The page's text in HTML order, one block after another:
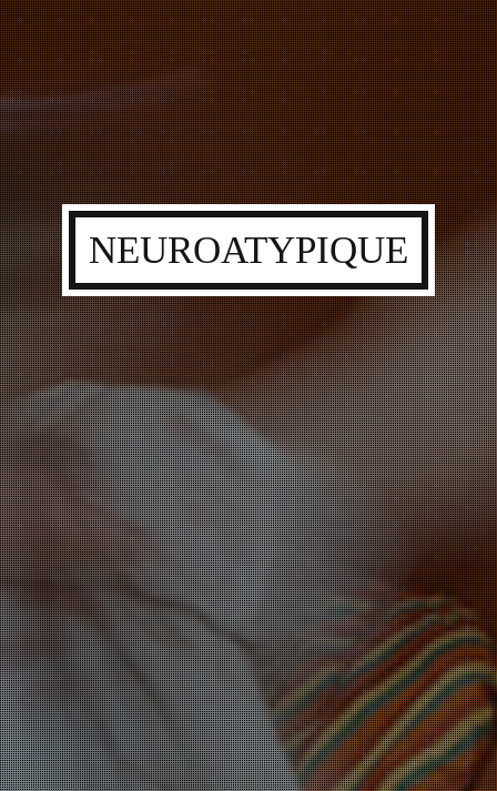
NEUROATYPIQUE